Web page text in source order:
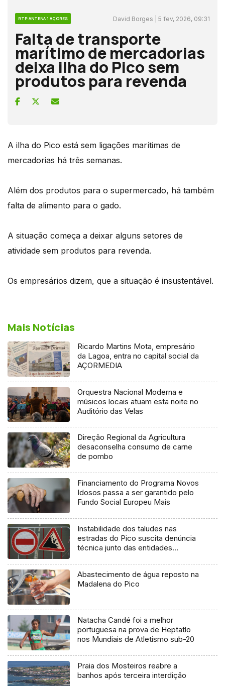
RTP ANTENA 1 AÇORES David Borges | 5 fev, 2026, 09:31
Falta de transporte
marítimo de mercadorias
deixa ilha do Pico sem
produtos para revenda
A ilha do Pico está sem ligações marítimas de
mercadorias há três semanas.
Além dos produtos para o supermercado, há também
falta de alimento para o gado.
A situação começa a deixar alguns setores de
atividade sem produtos para revenda.
Os empresários dizem, que a situação é insustentável.
Mais Notícias
Ricardo Martins Mota, empresário
da Lagoa, entra no capital social da
AÇORMEDIA
Orquestra Nacional Moderna e
músicos locais atuam esta noite no
Auditório das Velas
Direção Regional da Agricultura
desaconselha consumo de carne
de pombo
Financiamento do Programa Novos
Idosos passa a ser garantido pelo
Fundo Social Europeu Mais
Instabilidade dos taludes nas
estradas do Pico suscita denúncia
técnica junto das entidades
Abastecimento de água reposto na
Madalena do Pico
Natacha Candé foi a melhor
portuguesa na prova de Heptatlo
nos Mundiais de Atletismo sub-20
Praia dos Mosteiros reabre a
banhos após terceira interdição